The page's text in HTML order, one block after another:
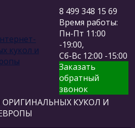
8 499 348 15 69
Время работы:
Пн-Пт 11:00
-19:00,
Сб-Вс 12:00 -15:00
Заказать
обратный
звонок
КУКОЛ И